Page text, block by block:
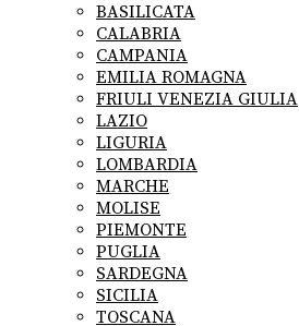
BASILICATA
CALABRIA
CAMPANIA
EMILIA ROMAGNA
FRIULI VENEZIA GIULIA
LAZIO
LIGURIA
LOMBARDIA
MARCHE
MOLISE
PIEMONTE
PUGLIA
SARDEGNA
SICILIA
TOSCANA